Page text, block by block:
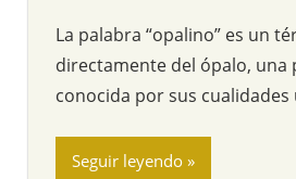
La palabra “opalino” es un
directamente del ópalo, una
conocida por sus cualidades
Seguir leyendo